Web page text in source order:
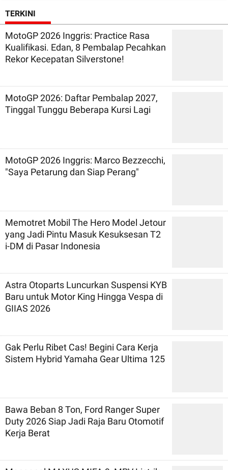
TERKINI
MotoGP 2026 Inggris: Practice Rasa
Kualifikasi. Edan, 8 Pembalap Pecahkan
Rekor Kecepatan Silverstone!
MotoGP 2026: Daftar Pembalap 2027,
Tinggal Tunggu Beberapa Kursi Lagi
MotoGP 2026 Inggris: Marco Bezzecchi,
"Saya Petarung dan Siap Perang"
Memotret Mobil The Hero Model Jetour
yang Jadi Pintu Masuk Kesuksesan T2
i-DM di Pasar Indonesia
Astra Otoparts Luncurkan Suspensi KYB
Baru untuk Motor King Hingga Vespa di
GIIAS 2026
Gak Perlu Ribet Cas! Begini Cara Kerja
Sistem Hybrid Yamaha Gear Ultima 125
Bawa Beban 8 Ton, Ford Ranger Super
Duty 2026 Siap Jadi Raja Baru Otomotif
Kerja Berat